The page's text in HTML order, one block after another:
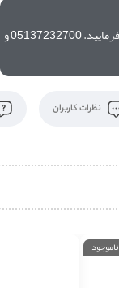
برای خرید عمده با کارشناسان ما تماس حاصل فرمایید. 05137232700 و
نظرات کاربران
ناموجود